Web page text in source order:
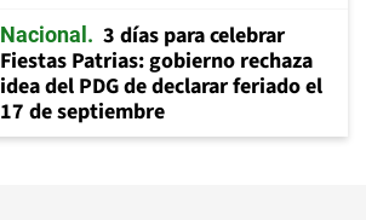
Nacional
3 días para celebrar
Fiestas Patrias: gobierno rechaza
idea del PDG de declarar feriado el
17 de septiembre